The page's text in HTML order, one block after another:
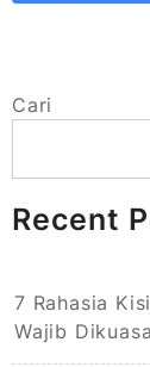
Cari
Recent
7 Rahasia
Wajib